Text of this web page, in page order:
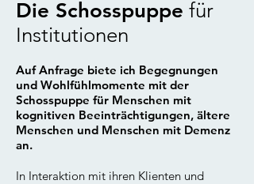
Die Schosspuppe für
Institutionen
Auf Anfrage biete ich Begegnungen
und Wohlfühlmomente mit der
Schosspuppe für Menschen mit
kognitiven Beeinträchtigungen, ältere
Menschen und Menschen mit Demenz
an.
In Interaktion mit ihren Klienten und